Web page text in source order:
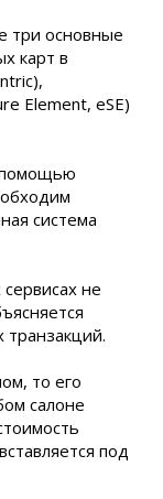
три основные
карт в
Element, eSE)
помощью
система
не
то его
салоне
под